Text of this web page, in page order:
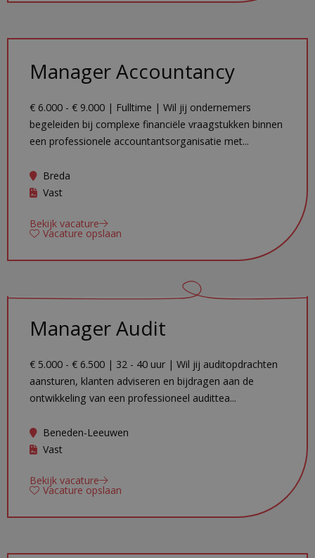
Manager Accountancy
€ 6.000 - € 9.000 | Fulltime | Wil jij ondernemers
begeleiden bij complexe financiële vraagstukken binnen
een professionele accountantsorganisatie met...
Breda
Vast
Bekijk vacature
Vacature opslaan
Manager Audit
€ 5.000 - € 6.500 | 32 - 40 uur | Wil jij auditopdrachten
aansturen, klanten adviseren en bijdragen aan de
ontwikkeling van een professioneel audittea...
Beneden-Leeuwen
Vast
Bekijk vacature
Vacature opslaan